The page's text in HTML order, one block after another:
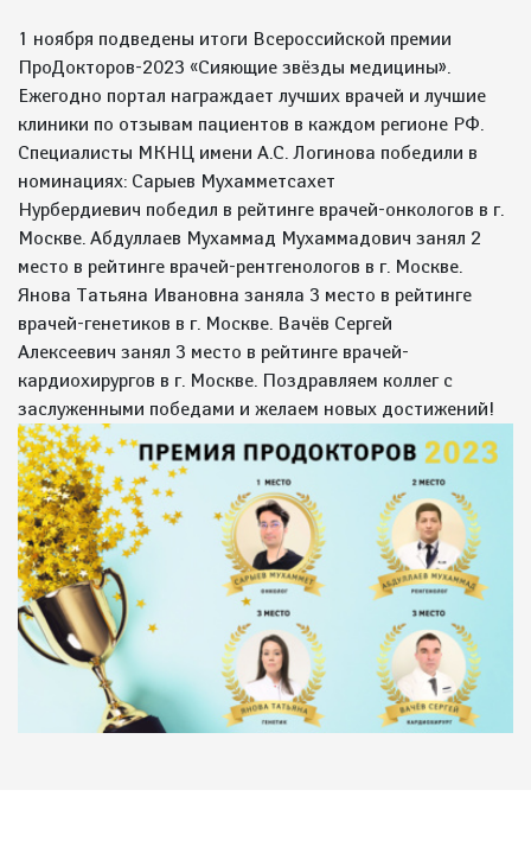
1 ноября подведены итоги Всероссийской премии
ПроДокторов-2023 «Сияющие звёзды медицины».
Ежегодно портал награждает лучших врачей и лучшие
клиники по отзывам пациентов в каждом регионе РФ.
Специалисты МКНЦ имени А.С. Логинова победили в
номинациях: Сарыев Мухамметсахет
Нурбердиевич победил в рейтинге врачей-онкологов в г.
Москве. Абдуллаев Мухаммад Мухаммадович занял 2
место в рейтинге врачей-рентгенологов в г. Москве.
Янова Татьяна Ивановна заняла 3 место в рейтинге
врачей-генетиков в г. Москве. Вачёв Сергей
Алексеевич занял 3 место в рейтинге врачей-
кардиохирургов в г. Москве. Поздравляем коллег с
заслуженными победами и желаем новых достижений!